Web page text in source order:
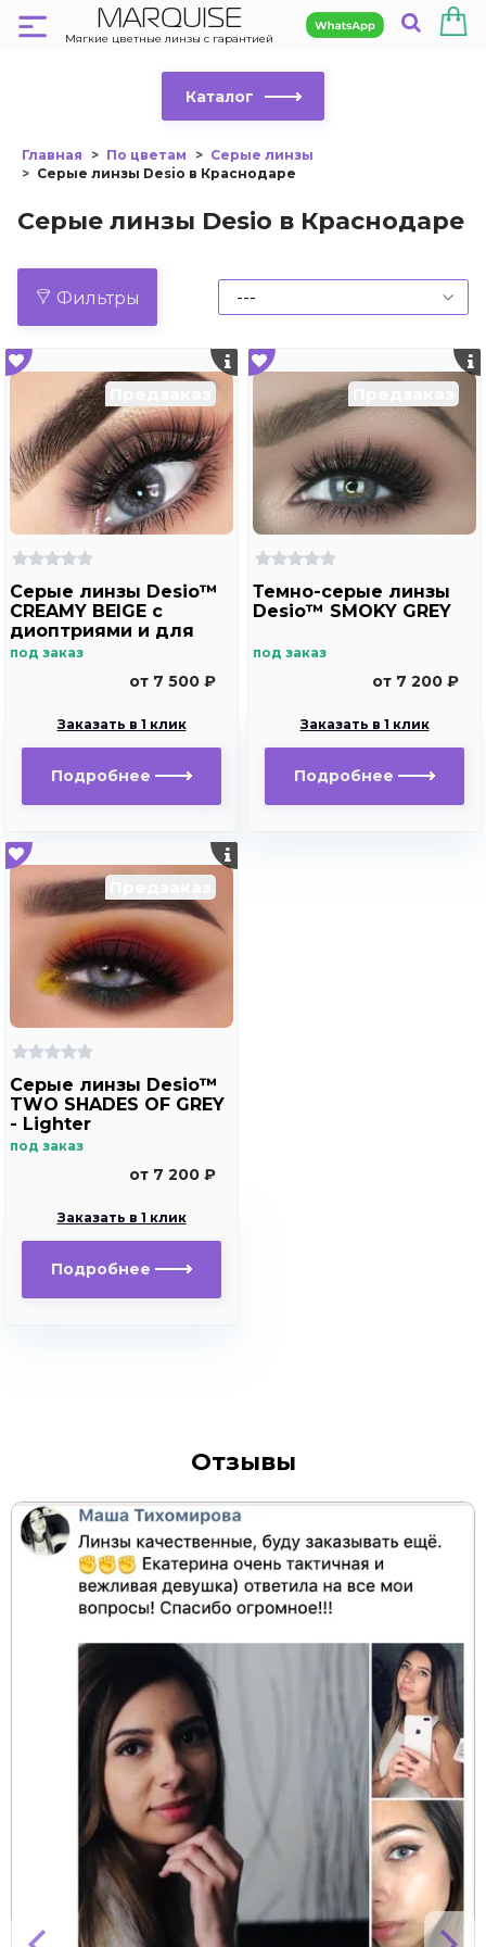
MARQUISE
Мягкие цветные линзы с гарантией
Каталог
Главная По цветам
Серые линзы
Серые линзы Desio в Краснодаре
Серые линзы Desio в Краснодаре
Фильтры
Серые линзы Desio™
CREAMY BEIGE с
диоптриями и для
хорошего зрения
под заказ
от 7 500 ₽
Заказать в 1 клик
Подробнее
Темно-серые линзы
Desio™ SMOKY GREY
под заказ
от 7 200 ₽
Заказать в 1 клик
Подробнее
Серые линзы Desio™
TWO SHADES OF GREY
- Lighter
под заказ
от 7 200 ₽
Заказать в 1 клик
Подробнее
Отзывы